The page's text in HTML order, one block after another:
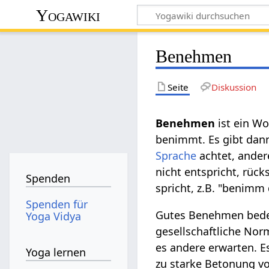
Yogawiki
Benehmen
Seite Diskussion
Benehmen ist ein
benimmt. Es gibt
Sprache achtet,
nicht entspricht,
spricht, z.B.
Gutes Benehmen
gesellschaftliche
es andere erwarten.
zu starke Betonung
Spenden
Spenden für
Yoga Vidya
Yoga lernen